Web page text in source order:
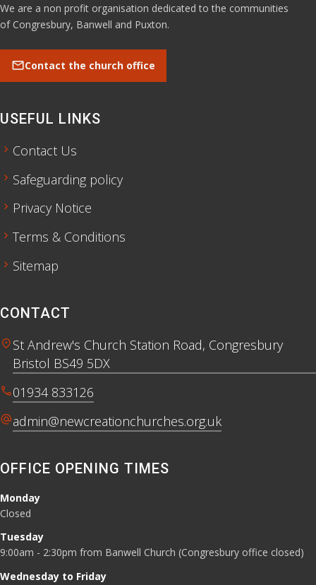
We are a non profit organisation dedicated to the communities
of Congresbury, Banwell and Puxton.
mailContact the church office
USEFUL LINKS
chevron_right Contact Us
chevron_right Safeguarding policy
chevron_right Privacy Notice
chevron_right Terms & Conditions
chevron_right Sitemap
CONTACT
location_onSt Andrew's Church Station Road, Congresbury
Bristol BS49 5DX
call01934 833126
alternate_emailadmin@newcreationchurches.org.uk
OFFICE OPENING TIMES
Monday
Closed
Tuesday
9:00am - 2:30pm from Banwell Church (Congresbury office closed)
Wednesday to Friday